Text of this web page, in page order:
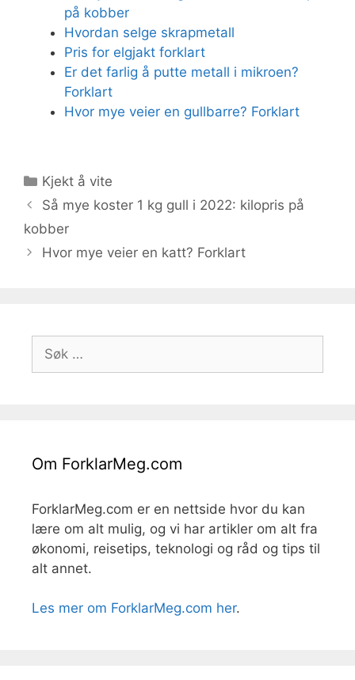
på kobber
Hvordan selge skrapmetall
Pris for elgjakt forklart
Er det farlig å putte metall i mikroen?
Forklart
Hvor mye veier en gullbarre? Forklart
Kategorier
Kjekt å vite
Så mye koster 1 kg gull i 2022: kilopris på
kobber
Hvor mye veier en katt? Forklart
etter:
Om ForklarMeg.com
ForklarMeg.com er en nettside hvor du kan
lære om alt mulig, og vi har artikler om alt fra
økonomi, reisetips, teknologi og råd og tips til
alt annet.
Les mer om ForklarMeg.com her.